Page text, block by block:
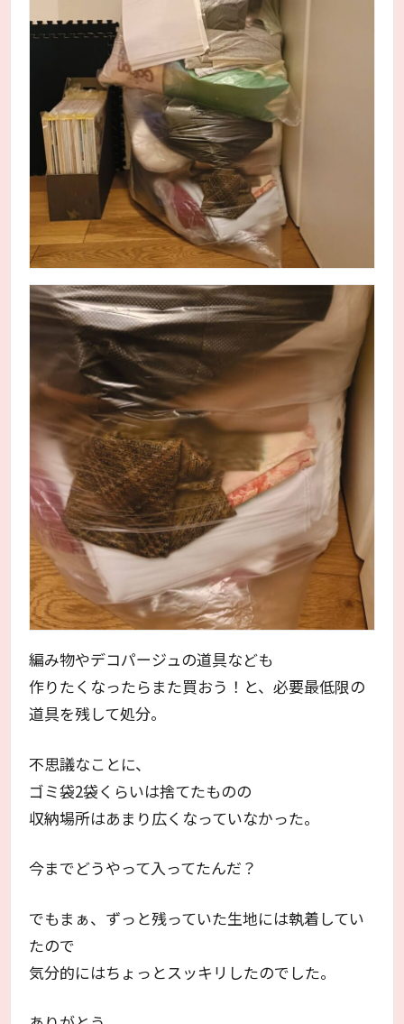
編み物やデコパージュの道具なども
作りたくなったらまた買おう！と、必要最低限の
道具を残して処分。
不思議なことに、
ゴミ袋2袋くらいは捨てたものの
収納場所はあまり広くなっていなかった。
今までどうやって入ってたんだ？
でもまぁ、ずっと残っていた生地には執着してい
たので
気分的にはちょっとスッキリしたのでした。